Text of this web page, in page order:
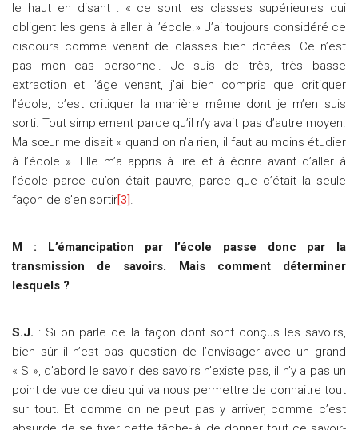
le haut en disant : « ce sont les classes supérieures qui
obligent les gens à aller à l’école.» J’ai toujours considéré ce
discours comme venant de classes bien dotées. Ce n’est
pas mon cas personnel. Je suis de très, très basse
extraction et l’âge venant, j’ai bien compris que critiquer
l’école, c’est critiquer la manière même dont je m’en suis
sorti. Tout simplement parce qu’il n’y avait pas d’autre moyen.
Ma sœur me disait « quand on n’a rien, il faut au moins étudier
à l’école ». Elle m’a appris à lire et à écrire avant d’aller à
l’école parce qu’on était pauvre, parce que c’était la seule
façon de s’en sortir[3].
M : L’émancipation par l’école passe donc par la
transmission de savoirs. Mais comment déterminer
lesquels ?
S.J. : Si on parle de la façon dont sont conçus les savoirs,
bien sûr il n’est pas question de l’envisager avec un grand
« S », d’abord le savoir des savoirs n’existe pas, il n’y a pas un
point de vue de dieu qui va nous permettre de connaitre tout
sur tout. Et comme on ne peut pas y arriver, comme c’est